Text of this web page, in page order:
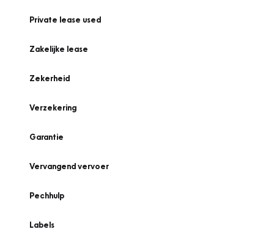
Private lease used
Zakelijke lease
Zekerheid
Verzekering
Garantie
Vervangend vervoer
Pechhulp
Labels